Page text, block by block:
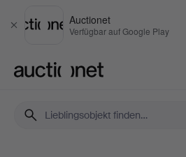
Schließen
Auctionet
Verfügbar auf Google Play